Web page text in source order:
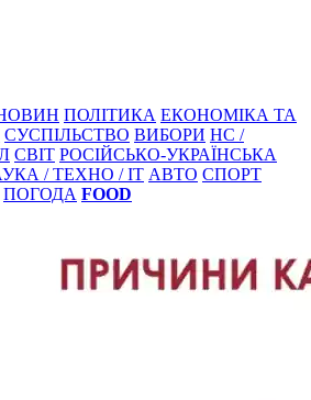
ПОЛІТИКА ЕКОНОМІКА ТА
СУСПІЛЬСТВО ВИБОРИ НС /
СВІТ РОСІЙСЬКО-УКРАЇНСЬКА
/ ТЕХНО / IT АВТО СПОРТ
ПОГОДА FOOD